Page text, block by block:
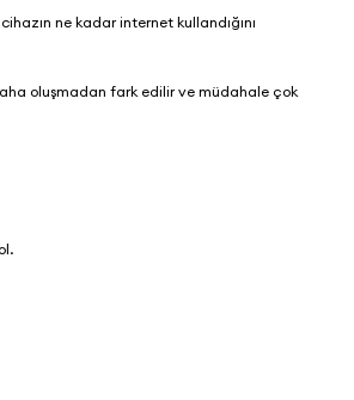
ne kadar internet kullandığını
oluşmadan fark edilir ve müdahale çok